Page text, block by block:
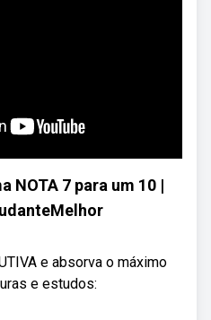
NOTA 7 para um 10 |
e absorva o máximo
e estudos: